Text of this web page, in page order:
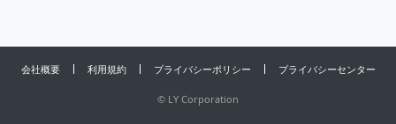
会社概要 利用規約 プライバシーポリシー プライバシーセンター
© LY Corporation